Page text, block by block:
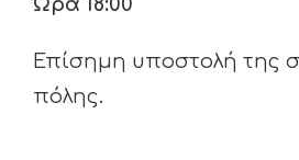
Ώρα 18:00
Επίσημη υποστολή της
πόλης.